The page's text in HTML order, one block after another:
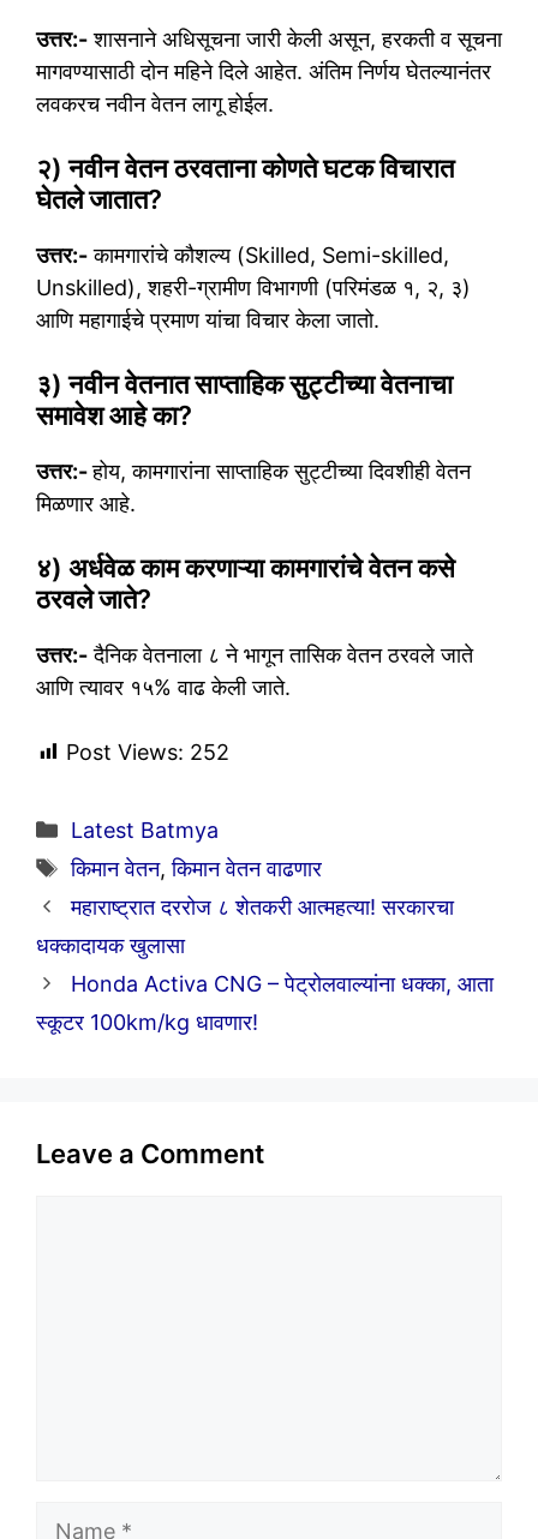
उत्तर:-शासनाने अधिसूचना जारी केली असून, हरकती व सूचना
मागवण्यासाठी दोन महिने दिले आहेत. अंतिम निर्णय घेतल्यानंतर
लवकरच नवीन वेतन लागू होईल.
२) नवीन वेतन ठरवताना कोणते घटक विचारात
घेतले जातात?
उत्तर:-कामगारांचे कौशल्य (Skilled, Semi-skilled,
Unskilled), शहरी-ग्रामीण विभागणी (परिमंडळ १, २, ३)
आणि महागाईचे प्रमाण यांचा विचार केला जातो.
३) नवीन वेतनात साप्ताहिक सुट्टीच्या वेतनाचा
समावेश आहे का?
उत्तर:-होय, कामगारांना साप्ताहिक सुट्टीच्या दिवशीही वेतन
मिळणार आहे.
४) अर्धवेळ काम करणाऱ्या कामगारांचे वेतन कसे
ठरवले जाते?
उत्तर:-दैनिक वेतनाला ८ ने भागून तासिक वेतन ठरवले जाते
आणि त्यावर १५% वाढ केली जाते.
Post Views: 252
Categories
Latest Batmya
Tags
किमान वेतन,किमान वेतन वाढणार
महाराष्ट्रात दररोज ८ शेतकरी आत्महत्या! सरकारचा
धक्कादायक खुलासा
Honda Activa CNG – पेट्रोलवाल्यांना धक्का, आता
स्कूटर 100km/kg धावणार!
Leave a Comment